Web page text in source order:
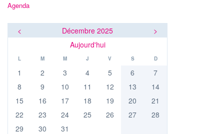
Agenda
< Décembre 2025
>
Aujourd'hui
L M M J V S D
1 2 3 4 5 6
7
8
9 10 11 12 13
14
15
16 17 18 19 20
21
22
23 24 25 26 27
28
29
30 31